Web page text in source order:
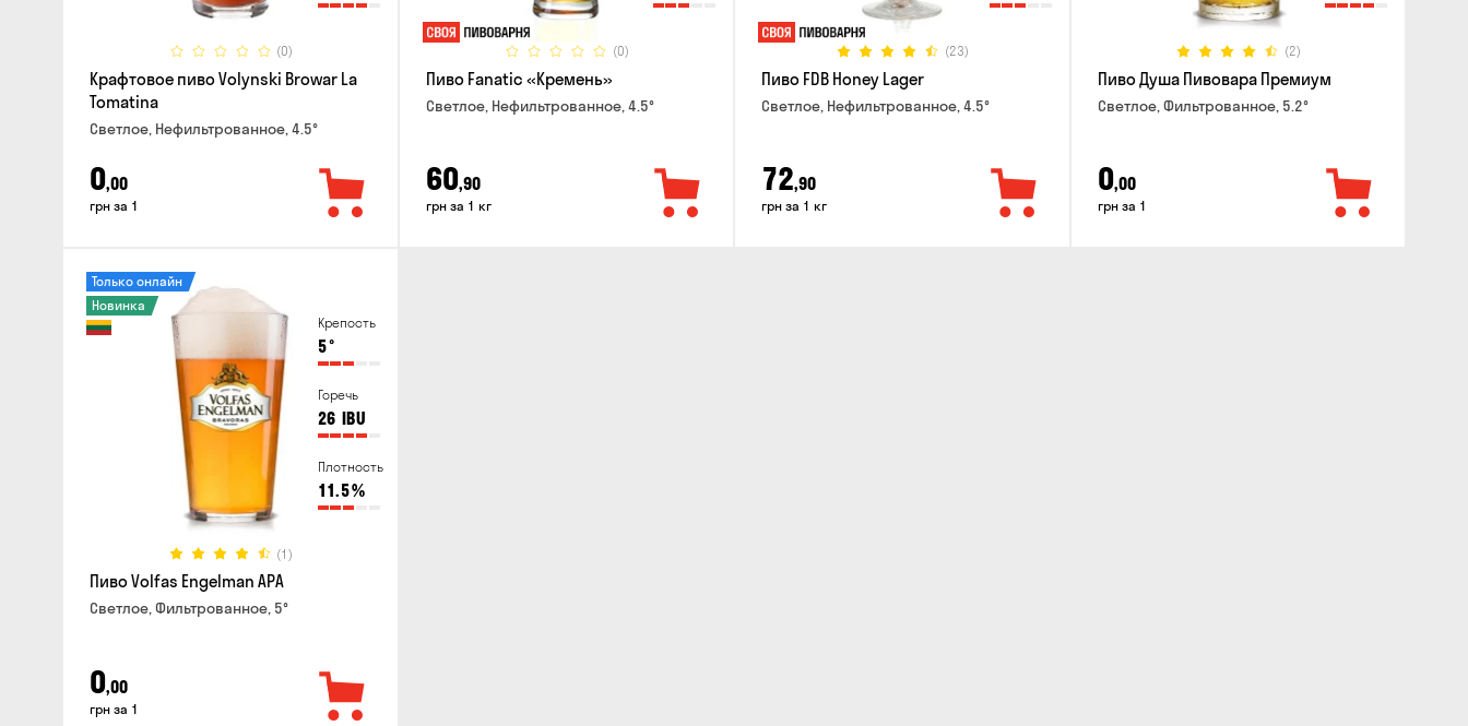
(0)
Крафтовое пиво Volynski Browar La
Tomatina
Светлое, Нефильтрованное, 4.5°
0,00
грн за 1
(0)
Пиво Fanatic «Кремень»
Светлое, Нефильтрованное, 4.5°
60,90
грн за 1 кг
(23)
Пиво FDB Honey Lager
Светлое, Нефильтрованное, 4.5°
72,90
грн за 1 кг
(2)
Пиво Душа Пивовара Премиум
Светлое, Фильтрованное, 5.2°
0,00
грн за 1
Крепость
5°
Горечь
26 IBU
Плотность
11.5%
(1)
Только онлайн
Новинка
Пиво Volfas Engelman APA
Светлое, Фильтрованное, 5°
0,00
грн за 1